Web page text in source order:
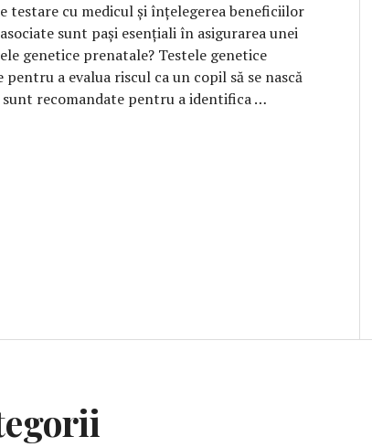
testare cu medicul și înțelegerea beneficiilor
sunt pași esențiali în asigurarea unei
genetice prenatale? Testele genetice
a evalua riscul ca un copil să se nască
recomandate pentru a identifica …